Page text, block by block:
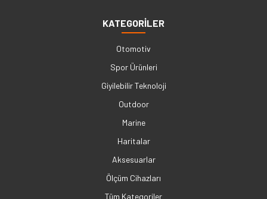
KATEGORİLER
Otomotiv
Spor Ürünleri
Giyilebilir Teknoloji
Outdoor
Marine
Haritalar
Aksesuarlar
Ölçüm Cihazları
Tüm Kategoriler